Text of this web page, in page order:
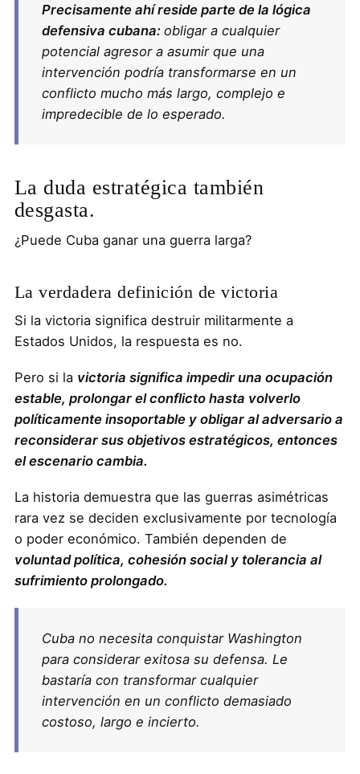
Precisamente ahí reside parte de la lógica
defensiva cubana: obligar a cualquier
potencial agresor a asumir que una
intervención podría transformarse en un
conflicto mucho más largo, complejo e
impredecible de lo esperado.
La duda estratégica también
desgasta.
¿Puede Cuba ganar una guerra larga?
La verdadera definición de victoria
Si la victoria significa destruir militarmente a
Estados Unidos, la respuesta es no.
Pero si la victoria significa impedir una ocupación
estable, prolongar el conflicto hasta volverlo
políticamente insoportable y obligar al adversario a
reconsiderar sus objetivos estratégicos, entonces
el escenario cambia.
La historia demuestra que las guerras asimétricas
rara vez se deciden exclusivamente por tecnología
o poder económico. También dependen de
voluntad política, cohesión social y tolerancia al
sufrimiento prolongado.
Cuba no necesita conquistar Washington
para considerar exitosa su defensa. Le
bastaría con transformar cualquier
intervención en un conflicto demasiado
costoso, largo e incierto.